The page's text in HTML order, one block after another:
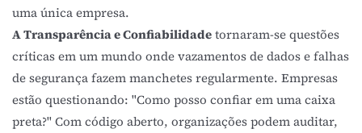
uma única empresa.
A Transparência e Confiabilidadetornaram-se questões
críticas em um mundo onde vazamentos de dados e falhas
de segurança fazem manchetes regularmente. Empresas
estão questionando: "Como posso confiar em uma caixa
preta?" Com código aberto, organizações podem auditar,